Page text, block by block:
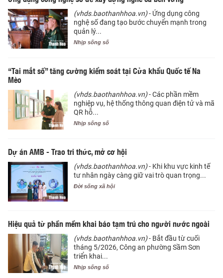
(vhds.baothanhhoa.vn)- Ứng dụng công
nghệ số đang tạo bước chuyển mạnh trong
quản lý...
Nhịp sống số
“Tai mắt số” tăng cường kiểm soát tại Cửa khẩu Quốc tế Na
Mèo
(vhds.baothanhhoa.vn)- Các phần mềm
nghiệp vụ, hệ thống thông quan điện tử và mã
QR hỗ...
Nhịp sống số
Dự án AMB - Trao tri thức, mở cơ hội
(vhds.baothanhhoa.vn)- Khi khu vực kinh tế
tư nhân ngày càng giữ vai trò quan trọng...
Đời sống xã hội
Hiệu quả từ phần mềm khai báo tạm trú cho người nước ngoài
(vhds.baothanhhoa.vn)- Bắt đầu từ cuối
tháng 5/2026, Công an phường Sầm Sơn
triển khai...
Nhịp sống số